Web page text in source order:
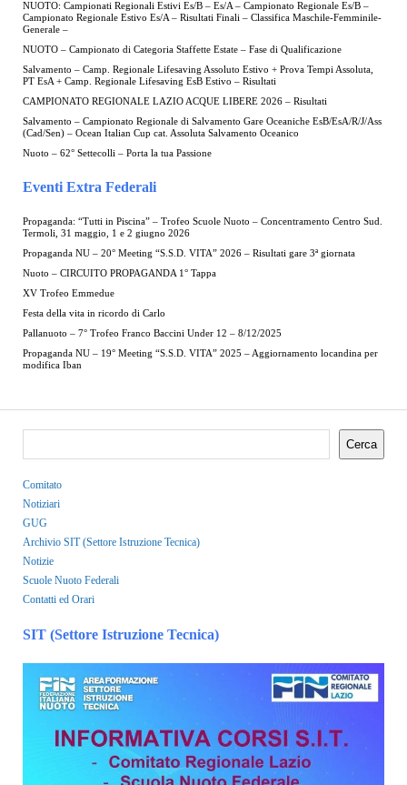
NUOTO: Campionati Regionali Estivi Es/B – Es/A – Campionato Regionale Es/B –
Campionato Regionale Estivo Es/A – Risultati Finali – Classifica Maschile-Femminile-
Generale –
NUOTO – Campionato di Categoria Staffette Estate – Fase di Qualificazione
Salvamento – Camp. Regionale Lifesaving Assoluto Estivo + Prova Tempi Assoluta,
PT EsA + Camp. Regionale Lifesaving EsB Estivo – Risultati
CAMPIONATO REGIONALE LAZIO ACQUE LIBERE 2026 – Risultati
Salvamento – Campionato Regionale di Salvamento Gare Oceaniche EsB/EsA/R/J/Ass
(Cad/Sen) – Ocean Italian Cup cat. Assoluta Salvamento Oceanico
Nuoto – 62° Settecolli – Porta la tua Passione
Eventi Extra Federali
Propaganda: “Tutti in Piscina” – Trofeo Scuole Nuoto – Concentramento Centro Sud.
Termoli, 31 maggio, 1 e 2 giugno 2026
Propaganda NU – 20° Meeting “S.S.D. VITA” 2026 – Risultati gare 3ª giornata
Nuoto – CIRCUITO PROPAGANDA 1° Tappa
XV Trofeo Emmedue
Festa della vita in ricordo di Carlo
Pallanuoto – 7° Trofeo Franco Baccini Under 12 – 8/12/2025
Propaganda NU – 19° Meeting “S.S.D. VITA” 2025 – Aggiornamento locandina per
modifica Iban
Cerca
Comitato
Notiziari
GUG
Archivio SIT (Settore Istruzione Tecnica)
Notizie
Scuole Nuoto Federali
Contatti ed Orari
SIT (Settore Istruzione Tecnica)